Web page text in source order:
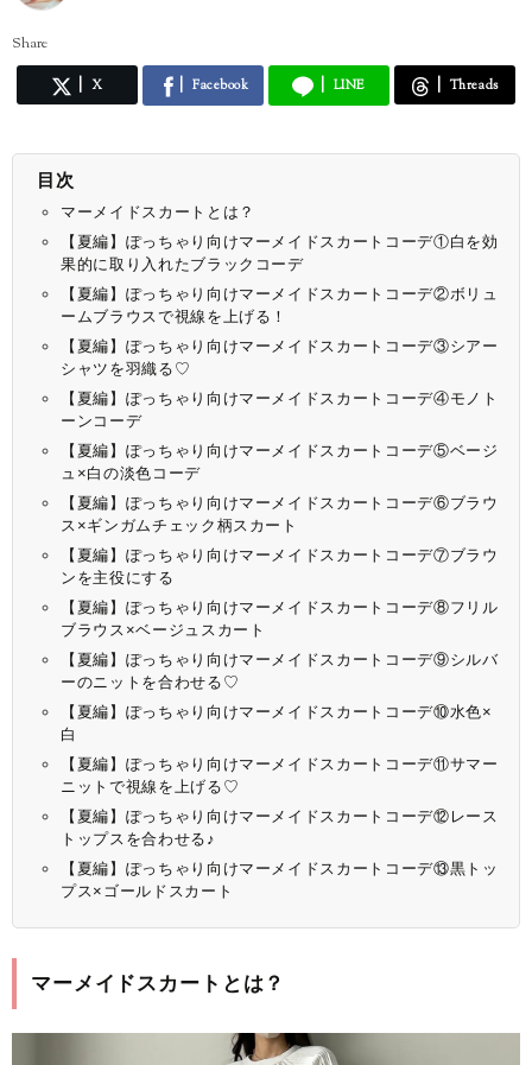
Share
X Facebook LINE Threads
目次
マーメイドスカートとは？
【夏編】ぽっちゃり向けマーメイドスカートコーデ①白を効
果的に取り入れたブラックコーデ
【夏編】ぽっちゃり向けマーメイドスカートコーデ②ボリュ
ームブラウスで視線を上げる！
【夏編】ぽっちゃり向けマーメイドスカートコーデ③シアー
シャツを羽織る♡
【夏編】ぽっちゃり向けマーメイドスカートコーデ④モノト
ーンコーデ
【夏編】ぽっちゃり向けマーメイドスカートコーデ⑤ベージ
ュ×白の淡色コーデ
【夏編】ぽっちゃり向けマーメイドスカートコーデ⑥ブラウ
ス×ギンガムチェック柄スカート
【夏編】ぽっちゃり向けマーメイドスカートコーデ⑦ブラウ
ンを主役にする
【夏編】ぽっちゃり向けマーメイドスカートコーデ⑧フリル
ブラウス×ベージュスカート
【夏編】ぽっちゃり向けマーメイドスカートコーデ⑨シルバ
ーのニットを合わせる♡
【夏編】ぽっちゃり向けマーメイドスカートコーデ⑩水色×
白
【夏編】ぽっちゃり向けマーメイドスカートコーデ⑪サマー
ニットで視線を上げる♡
【夏編】ぽっちゃり向けマーメイドスカートコーデ⑫レース
トップスを合わせる♪
【夏編】ぽっちゃり向けマーメイドスカートコーデ⑬黒トッ
プス×ゴールドスカート
マーメイドスカートとは？